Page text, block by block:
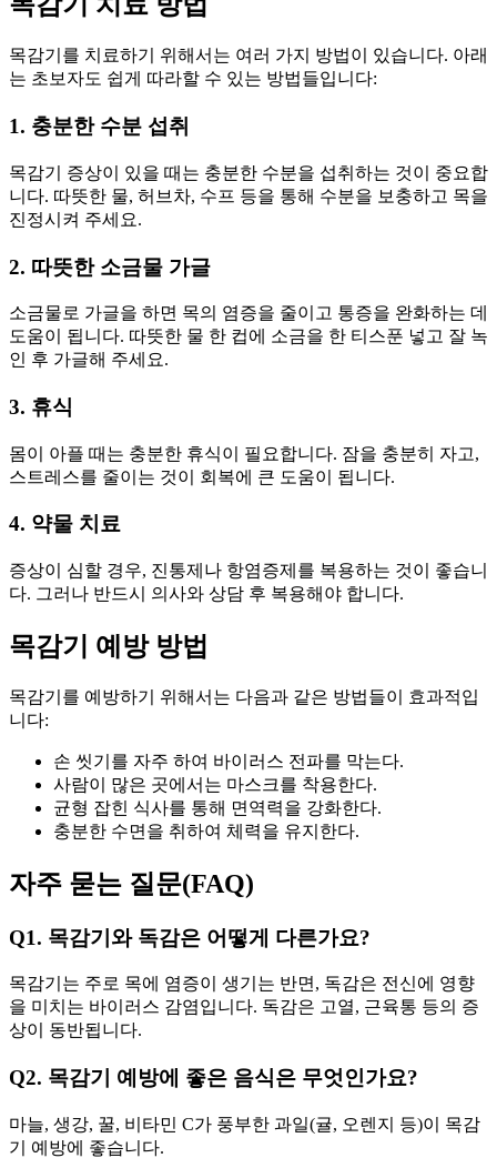
목감기를 치료하기 위해서는 여러 가지 방법이 있습니다. 아래
는 초보자도 쉽게 따라할 수 있는 방법들입니다:
1. 충분한 수분 섭취
목감기 증상이 있을 때는 충분한 수분을 섭취하는 것이 중요합
니다. 따뜻한 물, 허브차, 수프 등을 통해 수분을 보충하고 목을
진정시켜 주세요.
2. 따뜻한 소금물 가글
소금물로 가글을 하면 목의 염증을 줄이고 통증을 완화하는 데
도움이 됩니다. 따뜻한 물 한 컵에 소금을 한 티스푼 넣고 잘 녹
인 후 가글해 주세요.
3. 휴식
몸이 아플 때는 충분한 휴식이 필요합니다. 잠을 충분히 자고,
스트레스를 줄이는 것이 회복에 큰 도움이 됩니다.
4. 약물 치료
증상이 심할 경우, 진통제나 항염증제를 복용하는 것이 좋습니
다. 그러나 반드시 의사와 상담 후 복용해야 합니다.
목감기 예방 방법
목감기를 예방하기 위해서는 다음과 같은 방법들이 효과적입
니다:
손 씻기를 자주 하여 바이러스 전파를 막는다.
사람이 많은 곳에서는 마스크를 착용한다.
균형 잡힌 식사를 통해 면역력을 강화한다.
충분한 수면을 취하여 체력을 유지한다.
자주 묻는 질문(FAQ)
Q1. 목감기와 독감은 어떻게 다른가요?
목감기는 주로 목에 염증이 생기는 반면, 독감은 전신에 영향
을 미치는 바이러스 감염입니다. 독감은 고열, 근육통 등의 증
상이 동반됩니다.
Q2. 목감기 예방에 좋은 음식은 무엇인가요?
마늘, 생강, 꿀, 비타민 C가 풍부한 과일(귤, 오렌지 등)이 목감
기 예방에 좋습니다.